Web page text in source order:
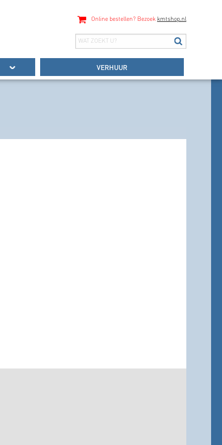
Online bestellen? Bezoek kmtshop.nl
VERHUUR